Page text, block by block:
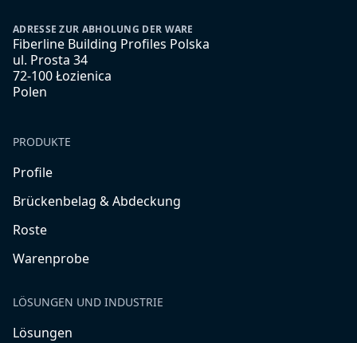
ADRESSE ZUR ABHOLUNG DER WARE
Fiberline Building Profiles Polska
ul. Prosta 34
72-100 Łozienica
Polen
PRODUKTE
Profile
Brückenbelag & Abdeckung
Roste
Warenprobe
LÖSUNGEN UND INDUSTRIE
Lösungen